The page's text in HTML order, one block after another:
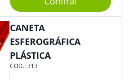
Ofereça A Seus Clientes E
Colaboradores, Sem Dúvidas
Eles Irão Adorar.
CANETA
ESFEROGRÁFICA
PLÁSTICA
COD.:313